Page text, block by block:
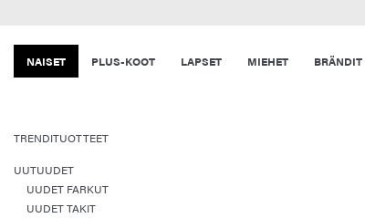
NAISET PLUS-KOOT LAPSET MIEHET BRÄNDIT
TRENDITUOTTEET
UUTUUDET
UUDET FARKUT
UUDET TAKIT